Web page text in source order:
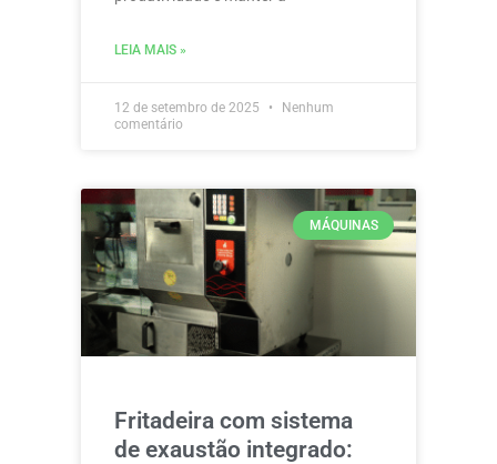
LEIA MAIS »
12 de setembro de 2025
Nenhum
comentário
MÁQUINAS
Fritadeira com sistema
de exaustão integrado: